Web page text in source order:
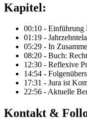
Kapitel:
00:10 - Einführung
01:19 -
05:29 - In
08:20 - Buch:
12:30 - Reflexive
14:54 -
17:31 - Jura ist
22:56 - Aktuelle
Kontakt &